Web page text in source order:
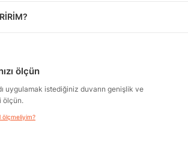
ölçün
uygulamak istediğiniz duvarın genişlik ve
ölçün.
ölçmeliyim?